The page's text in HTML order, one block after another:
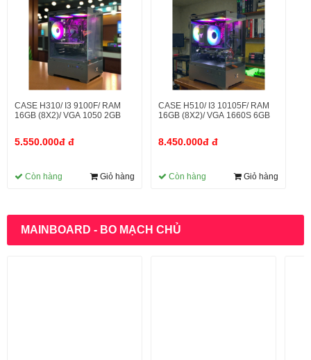
CASE H310/ I3 9100F/ RAM
16GB (8X2)/ VGA 1050 2GB
5.550.000đ đ
Còn hàng Giỏ hàng
CASE H510/ I3 10105F/ RAM
16GB (8X2)/ VGA 1660S 6GB
8.450.000đ đ
Còn hàng Giỏ hàng
MAINBOARD - BO MẠCH CHỦ